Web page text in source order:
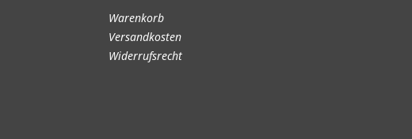
Warenkorb
Versandkosten
Widerrufsrecht